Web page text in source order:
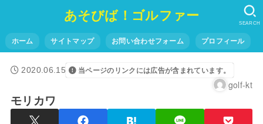
あそびば！ゴルファー
ホーム サイトマップ お問い合わせフォーム プロフィール
SEARCH
2020.06.15 当ページのリンクには広告が含まれています。
golf-kt
モリカワ